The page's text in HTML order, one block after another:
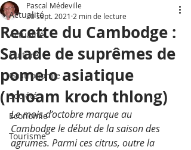
Actualité
Actualité
Culture
Gastronomie
Société
Economie
Tourisme
Recette du Cambodge :
Salade de suprêmes de
pomelo asiatique
(nhoam kroch thlong)
Pascal Médeville
20 sept. 2021 2 min de lecture
Le mois d’octobre marque au
Cambodge le début de la saison des
agrumes. Parmi ces citrus, outre la